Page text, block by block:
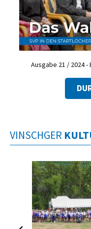
Ausgabe 21 / 2024 -
VINSCHGER